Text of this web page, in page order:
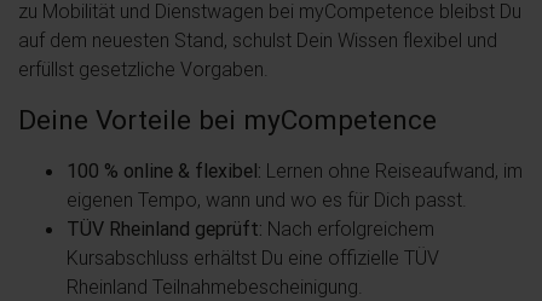
zu Mobilität und Dienstwagen bei myCompetence bleibst Du
auf dem neuesten Stand, schulst Dein Wissen flexibel und
erfüllst gesetzliche Vorgaben.
Deine Vorteile bei myCompetence
100 % online & flexibel: Lernen ohne Reiseaufwand, im
eigenen Tempo, wann und wo es für Dich passt.
TÜV Rheinland geprüft: Nach erfolgreichem
Kursabschluss erhältst Du eine offizielle TÜV
Rheinland Teilnahmebescheinigung.